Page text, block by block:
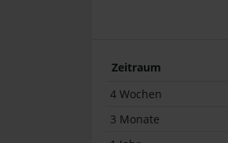
Zeitraum
4 Wochen
3 Monate